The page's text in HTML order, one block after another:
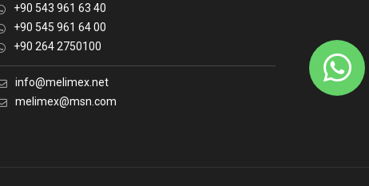
+90 543 961 63 40
+90 545 961 64 00
+90 264 2750100
info@melimex.net
melimex@msn.com